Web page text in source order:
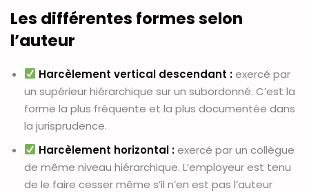
Les différentes formes selon
l’auteur
Harcèlement vertical descendant :exercé par
un supérieur hiérarchique sur un subordonné. C’est la
forme la plus fréquente et la plus documentée dans
la jurisprudence.
Harcèlement horizontal :exercé par un collègue
de même niveau hiérarchique. L’employeur est tenu
de le faire cesser même s’il n’en est pas l’auteur